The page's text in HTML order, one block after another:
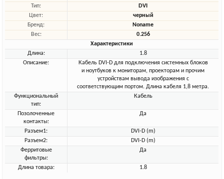
Тип:
DVI
Цвет:
черный
Бренд:
Noname
Вес:
0.256
Характеристики
Длина:
1.8
Описание:
Кабель DVI-D для подключения системных блоков
и ноутбуков к мониторам, проекторам и прочим
устройствам вывода изображения с
соответствующим портом. Длина кабеля 1,8 метра.
Функциональный
тип:
Кабель
Позолоченные
контакты:
Да
Разъем1:
DVI-D (m)
Разъем2:
DVI-D (m)
Ферритовые
фильтры:
Да
Длина товара: 1.8